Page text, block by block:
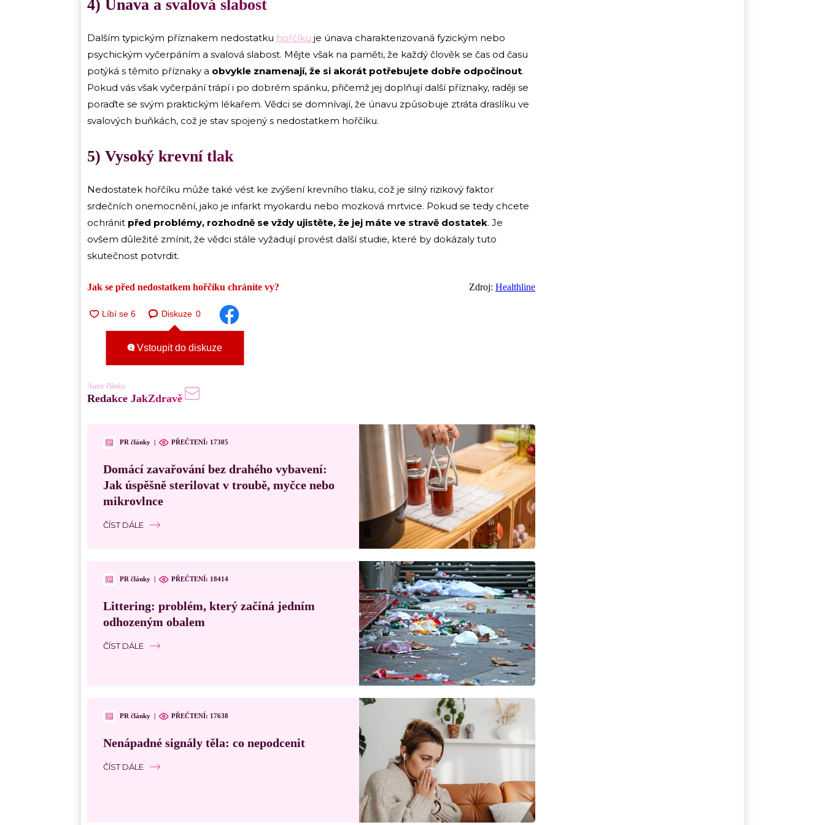
4) Únava a svalová slabost
Dalším typickým příznakem nedostatku hořčíku je únava charakterizovaná fyzickým nebo
psychickým vyčerpáním a svalová slabost. Mějte však na paměti, že každý člověk se čas od času
potýká s těmito příznaky a obvykle znamenají, že si akorát potřebujete dobře odpočinout.
Pokud vás však vyčerpání trápí i po dobrém spánku, přičemž jej doplňují další příznaky, raději se
poraďte se svým praktickým lékařem. Vědci se domnívají, že únavu způsobuje ztráta draslíku ve
svalových buňkách, což je stav spojený s nedostatkem hořčíku.
5) Vysoký krevní tlak
Nedostatek hořčíku může také vést ke zvýšení krevního tlaku, což je silný rizikový faktor
srdečních onemocnění, jako je infarkt myokardu nebo mozková mrtvice. Pokud se tedy chcete
ochránit před problémy, rozhodně se vždy ujistěte, že jej máte ve stravě dostatek. Je
ovšem důležité zmínit, že vědci stále vyžadují provést další studie, které by dokázaly tuto
skutečnost potvrdit.
Jak se před nedostatkem hořčíku chráníte vy? Zdroj: Healthline
Diskuze 0
Vstoupit do diskuze
Autor článku
Redakce JakZdravě
PR články PŘEČTENÍ: 17305
Domácí zavařování bez drahého vybavení:
Jak úspěšně sterilovat v troubě, myčce nebo
mikrovlnce
ČÍST DÁLE
PR články PŘEČTENÍ: 18414
Littering: problém, který začíná jedním
odhozeným obalem
ČÍST DÁLE
PR články PŘEČTENÍ: 17638
Nenápadné signály těla: co nepodcenit
ČÍST DÁLE